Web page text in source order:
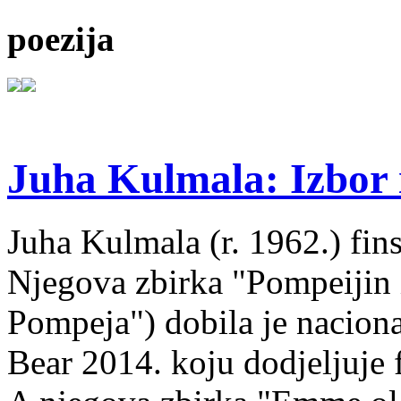
poezija
Juha Kulmala: Izbor
Juha Kulmala (r. 1962.)
Njegova zbirka
Pompeja") dobila je
Bear 2014. koju